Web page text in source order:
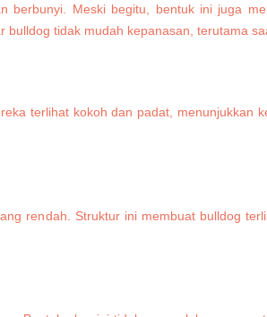
berbunyi. Meski begitu, bentuk ini juga
bulldog tidak mudah kepanasan, terutama
terlihat kokoh dan padat,
rendah. Struktur ini membuat bulldog